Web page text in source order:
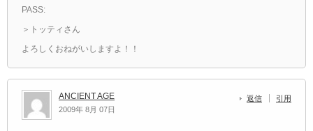
PASS:
＞トッティさん
よろしくおねがいしますよ！！
ANCIENT AGE
2009年 8月 07日
返信 引用